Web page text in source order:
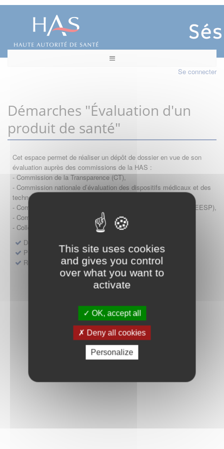
This site uses cookies
and gives you control
over what you want to
activate
OK, accept all
Deny all cookies
Personalize
Se connecter
Démarches "Évaluation d'un
produit de santé"
Cet espace permet de réaliser un dépôt de dossier en vue de son
évaluation auprès des commissions de la HAS :
- Commission de la Transparence (CT),
- Commission nationale d’évaluation des dispositifs médicaux et des
technologies de santé (CNEDiMTS),
- Commission d'évaluation économique et de santé publique (CEESP),
- Commission technique des vaccinations (CTV)
- Collège HAS (Forfait innovation : DM, DM-DIV, actes)
Dépôt d'un dossier pour un produit de santé
Protocoles d'études post-inscription
Rencontres précoces